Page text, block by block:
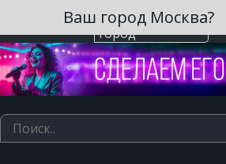
Выберите
город
Ваш город Москва?